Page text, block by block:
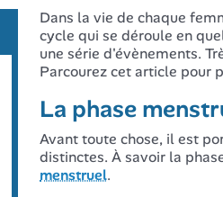
Dans la vie de chaque
cycle qui se déroule en
une série d'évènements.
Parcourez cet article pour
La phase
Avant toute chose, il est
distinctes. À savoir la
menstruel.